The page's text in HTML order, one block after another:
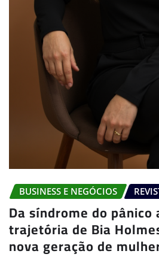
BUSINESS E NEGÓCIOS
Da síndrome do pânico
trajetória de Bia
nova geração de